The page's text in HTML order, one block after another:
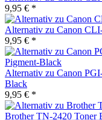
9,95 € *
Alternativ zu Canon
9,95 € *
Alternativ zu Canon
Black
9,95 € *
Brother TN-2420 Toner